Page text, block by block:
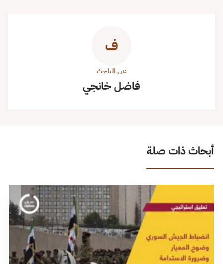
ف
عن الباحث
فاضل خانجي
أبحاث ذات صلة